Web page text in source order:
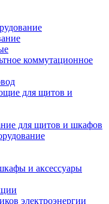
коммутационное
для щитов и
для щитов и шкафов
и аксессуары
электроэнергии